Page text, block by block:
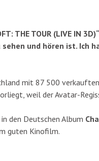
THE TOUR (LIVE IN
und hören ist. Ich
mit 87 500
weil der Avatar-
in den Deutschen Album
guten Kinofilm.